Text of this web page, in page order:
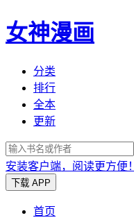
女神漫画
分类
排行
全本
更新
安装客户端，阅读更方便！
下载 APP
首页